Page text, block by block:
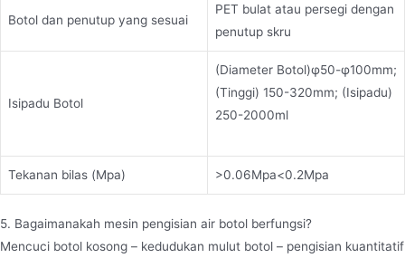
Botol dan penutup yang sesuai
PET bulat atau persegi dengan
penutup skru
Isipadu Botol
(Diameter Botol)φ50-φ100mm;
(Tinggi) 150-320mm; (Isipadu)
250-2000ml
Tekanan bilas (Mpa) >0.06Mpa<0.2Mpa
5. Bagaimanakah mesin pengisian air botol berfungsi?
Mencuci botol kosong – kedudukan mulut botol – pengisian kuantitatif